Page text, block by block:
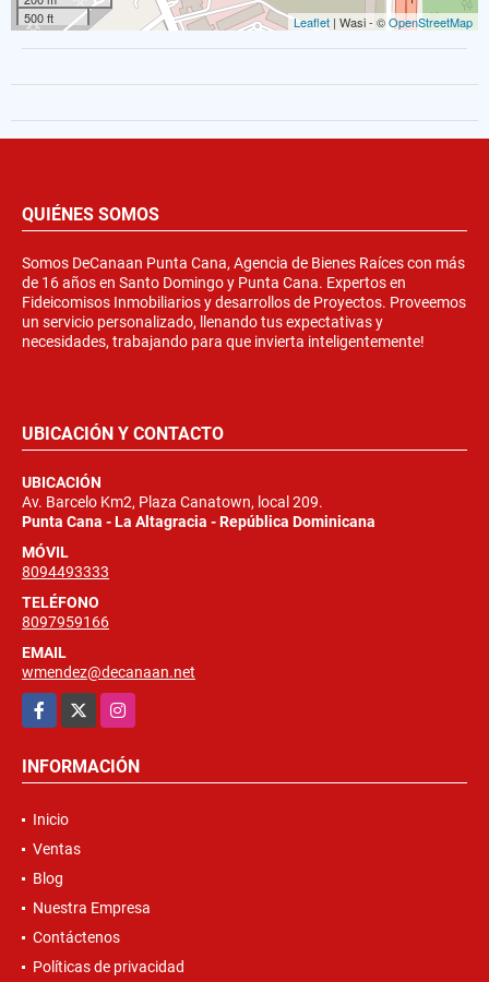
500 ft
Leaflet | Wasi - ©OpenStreetMap
QUIÉNES SOMOS
Somos DeCanaan Punta Cana, Agencia de Bienes Raíces con más
de 16 años en Santo Domingo y Punta Cana. Expertos en
Fideicomisos Inmobiliarios y desarrollos de Proyectos. Proveemos
un servicio personalizado, llenando tus expectativas y
necesidades, trabajando para que invierta inteligentemente!
UBICACIÓN Y CONTACTO
UBICACIÓN
Av. Barcelo Km2, Plaza Canatown, local 209.
Punta Cana - La Altagracia - República Dominicana
MÓVIL
8094493333
TELÉFONO
8097959166
EMAIL
wmendez@decanaan.net
Facebook
Instagram
INFORMACIÓN
Inicio
Ventas
Blog
Nuestra Empresa
Contáctenos
Políticas de privacidad